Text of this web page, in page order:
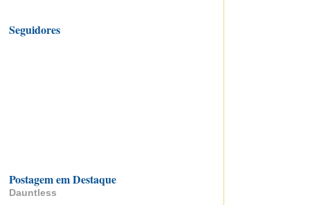
Seguidores
Postagem em Destaque
Dauntless